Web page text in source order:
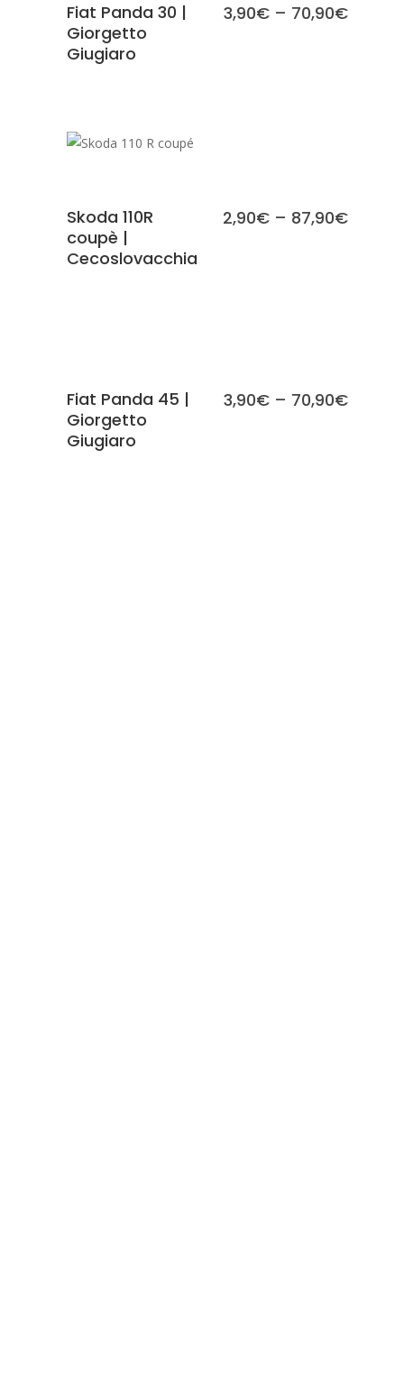
Fiat Panda 30 |
Giorgetto
Giugiaro
3,90€ – 70,90€
SCEGLI
Skoda 110R
coupè |
Cecoslovacchia
2,90€ – 87,90€
Fiat Panda 45 |
Giorgetto
Giugiaro
3,90€ – 70,90€